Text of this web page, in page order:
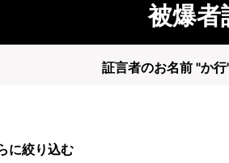
被爆者
証言者のお名前 "か行
に絞り込む